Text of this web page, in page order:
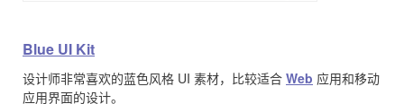
Blue UI Kit
设计师非常喜欢的蓝色风格 UI 素材，比较适合 Web 应用和移动
应用界面的设计。